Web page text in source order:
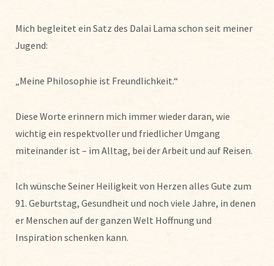
Mich begleitet ein Satz des Dalai Lama schon seit meiner
Jugend:
„Meine Philosophie ist Freundlichkeit.“
Diese Worte erinnern mich immer wieder daran, wie
wichtig ein respektvoller und friedlicher Umgang
miteinander ist – im Alltag, bei der Arbeit und auf Reisen.
Ich wünsche Seiner Heiligkeit von Herzen alles Gute zum
91. Geburtstag, Gesundheit und noch viele Jahre, in denen
er Menschen auf der ganzen Welt Hoffnung und
Inspiration schenken kann.